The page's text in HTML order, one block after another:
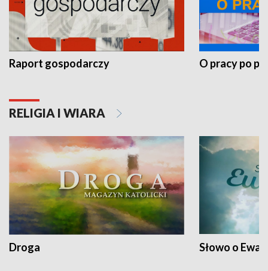
Raport gospodarczy O pracy po
RELIGIA I WIARA
Droga Słowo o